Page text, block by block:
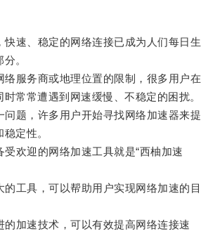
速、稳定的网络连接已成为人们每日生
。
服务商或地理位置的限制，很多用户在
常常遭遇到网速缓慢、不稳定的困扰。
题，许多用户开始寻找网络加速器来提
定性。
欢迎的网络加速工具就是“西柚加速
工具，可以帮助用户实现网络加速的目
加速技术，可以有效提高网络连接速